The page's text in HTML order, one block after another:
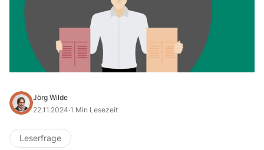
Jörg Wilde
22.11.2024·1 Min Lesezeit
Leserfrage